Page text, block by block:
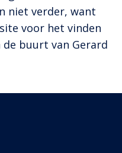
niet verder, want
voor het vinden
buurt van Gerard